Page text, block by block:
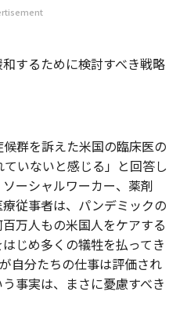
するために検討すべき戦略
群を訴えた米国の臨床医の
いないと感じる」と回答し
ーシャルワーカー、薬剤
従事者は、パンデミックの
万人もの米国人をケアする
じめ多くの犠牲を払ってき
自分たちの仕事は評価され
事実は、まさに憂慮すべき